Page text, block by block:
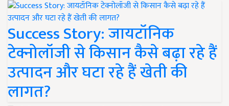
Success Story: जायटॉनिक
टेक्नोलॉजी से किसान कैसे बढ़ा रहे हैं
उत्पादन और घटा रहे हैं खेती की
लागत?